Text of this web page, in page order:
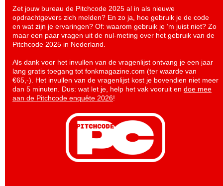
Zet jouw bureau de Pitchcode 2025 al in als nieuwe
opdrachtgevers zich melden? En zo ja, hoe gebruik je de code
en wat zijn je ervaringen? Of: waarom gebruik je ‘m juist niet? Zo
maar een paar vragen uit de nul-meting over het gebruik van de
Pitchcode 2025 in Nederland.
Als dank voor het invullen van de vragenlijst ontvang je een jaar
lang gratis toegang tot fonkmagazine.com (ter waarde van
€65,-). Het invullen van de vragenlijst kost je bovendien niet meer
dan 5 minuten. Dus: wat let je, help het vak vooruit en doe mee
aan de Pitchcode enquête 2026!